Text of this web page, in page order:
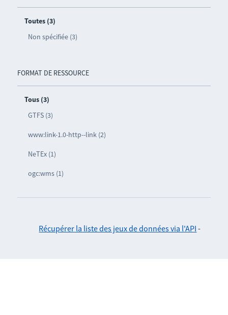
Toutes (3)
Non spécifiée (3)
FORMAT DE RESSOURCE
Tous (3)
GTFS (3)
www:link-1.0-http--link (2)
NeTEx (1)
ogc:wms (1)
Récupérer la liste des jeux de données via l'API -